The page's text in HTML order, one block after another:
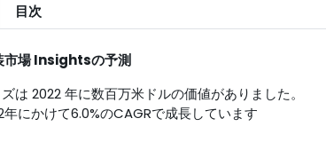
目次
市場Insightsの予測
は 2022 年に数百万米ドルの価値がありました。
にかけて6.0%のCAGRで成長しています